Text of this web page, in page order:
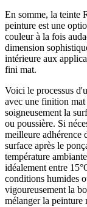
En somme, la teinte
peinture est une
couleur à la fois
dimension
intérieure aux
fini mat.
Voici le processus
avec une finition
soigneusement la
ou poussière. Si
meilleure adhérence
surface après le
température
idéalement entre
conditions humides
vigoureusement la
mélanger la peinture